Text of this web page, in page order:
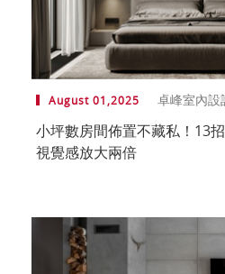
August 01,2025 卓峰室內設
小坪數房間佈置不藏私！13
視覺感放大兩倍